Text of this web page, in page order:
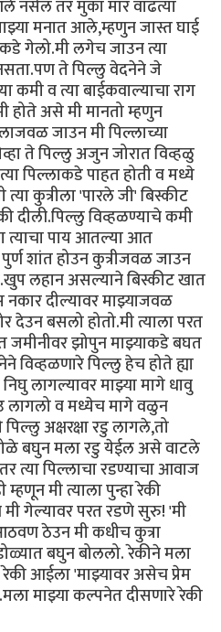
नसेल तर मुका मार वाढत्या
मनात आले,म्हणुन जास्त घाई
गेलो.मी लगेच जाउन त्या
ते पिल्लु वेदनेने जे
व त्या बाईकवाल्याचा राग
होते असे मी मानतो म्हणुन
जाउन मी पिल्लाच्या
ते पिल्लु अजुन जोरात विव्हळु
पिल्लाकडे पाहत होती व मध्ये
कुत्रीला 'पारले जी' बिस्कीट
दीली.पिल्लु विव्हळण्याचे कमी
त्याचा पाय आतल्या आत
शांत होउन कुत्रीजवळ जाउन
लहान असल्याने बिस्कीट खात
दील्यावर माझ्याजवळ
देउन बसलो होतो.मी त्याला परत
जमीनीवर झोपुन माझ्याकडे बघत
विव्हळणारे पिल्लु हेच होते ह्या
लागल्यावर माझ्या मागे धावु
लागलो व मध्येच मागे वळुन
पिल्लु अक्षरक्षा रडु लागले,तो
बघुन मला रडु येईल असे वाटले
त्या पिल्लाचा रडण्याचा आवाज
मी त्याला पुन्हा रेकी
मी गेल्यावर परत रडणे सुरु! 'मी
ठेउन मी कधीच कुत्रा
बघुन बोललो. रेकीने मला
आईला 'माझ्यावर असेच प्रेम
माझ्या कल्पनेत दीसणारे रेकी